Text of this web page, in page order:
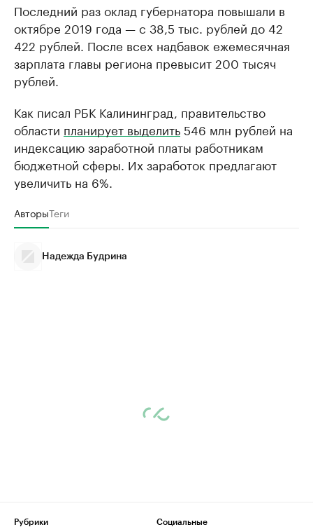
Последний раз оклад губернатора повышали в
октябре 2019 года — с 38,5 тыс. рублей до 42
422 рублей. После всех надбавок ежемесячная
зарплата главы региона превысит 200 тысяч
рублей.
Как писал РБК Калининград, правительство
области планирует выделить 546 млн рублей на
индексацию заработной платы работникам
бюджетной сферы. Их заработок предлагают
увеличить на 6%.
АвторыТеги
Надежда Будрина
Рубрики
Социальные